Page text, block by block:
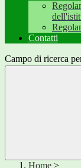
Contatti
Campo di ricerca
Home >